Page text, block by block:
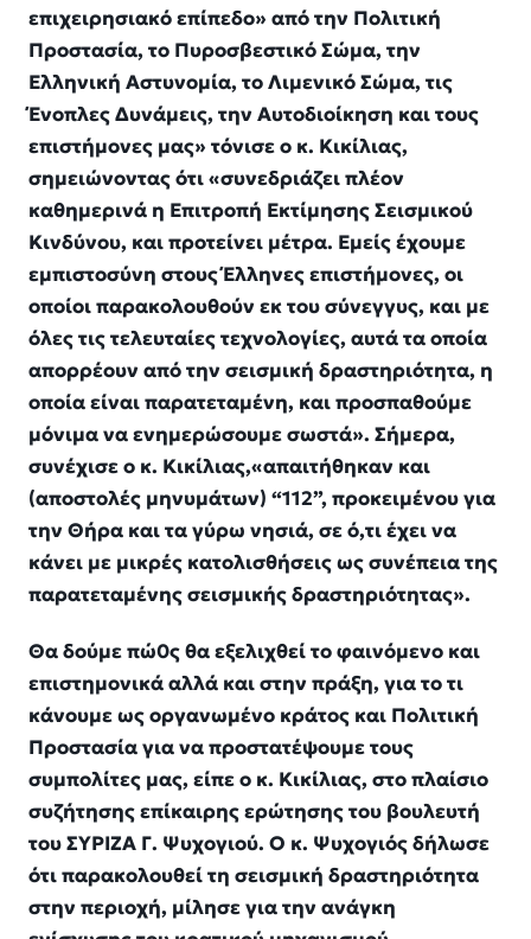
επιχειρησιακό επίπεδο» από την Πολιτική
Προστασία, το Πυροσβεστικό Σώμα, την
Ελληνική Αστυνομία, το Λιμενικό Σώμα, τις
Ένοπλες Δυνάμεις, την Αυτοδιοίκηση και τους
επιστήμονες μας» τόνισε ο κ. Κικίλιας,
σημειώνοντας ότι «συνεδριάζει πλέον
καθημερινά η Επιτροπή Εκτίμησης Σεισμικού
Κινδύνου, και προτείνει μέτρα. Εμείς έχουμε
εμπιστοσύνη στους Έλληνες επιστήμονες, οι
οποίοι παρακολουθούν εκ του σύνεγγυς, και με
όλες τις τελευταίες τεχνολογίες, αυτά τα οποία
απορρέουν από την σεισμική δραστηριότητα, η
οποία είναι παρατεταμένη, και προσπαθούμε
μόνιμα να ενημερώσουμε σωστά». Σήμερα,
συνέχισε ο κ. Κικίλιας,«απαιτήθηκαν και
(αποστολές μηνυμάτων) “112”, προκειμένου για
την Θήρα και τα γύρω νησιά, σε ό,τι έχει να
κάνει με μικρές κατολισθήσεις ως συνέπεια της
παρατεταμένης σεισμικής δραστηριότητας».
Θα δούμε πώ0ς θα εξελιχθεί το φαινόμενο και
επιστημονικά αλλά και στην πράξη, για το τι
κάνουμε ως οργανωμένο κράτος και Πολιτική
Προστασία για να προστατέψουμε τους
συμπολίτες μας, είπε ο κ. Κικίλιας, στο πλαίσιο
συζήτησης επίκαιρης ερώτησης του βουλευτή
του ΣΥΡΙΖΑ Γ. Ψυχογιού. Ο κ. Ψυχογιός δήλωσε
ότι παρακολουθεί τη σεισμική δραστηριότητα
στην περιοχή, μίλησε για την ανάγκη